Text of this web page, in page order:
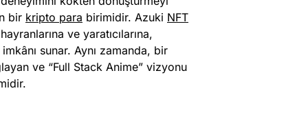
bir kripto para birimidir. Azuki NFT
ve yaratıcılarına,
sunar. Aynı zamanda, bir
ve “Full Stack Anime” vizyonu